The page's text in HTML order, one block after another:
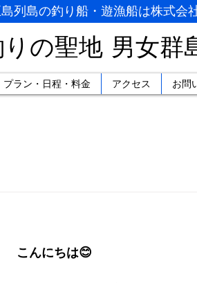
列島の釣り船・遊漁船は株式会
の聖地 男女群
プラン・日程・料金 アクセス お問
こんにちは😊